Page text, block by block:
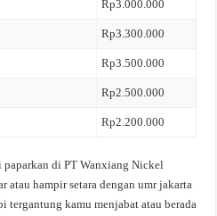
Rp3.000.000
Rp3.300.000
Rp3.500.000
Rp2.500.000
Rp2.200.000
di PT Wanxiang Nickel
atau hampir setara dengan umr jakarta
tergantung kamu menjabat atau berada